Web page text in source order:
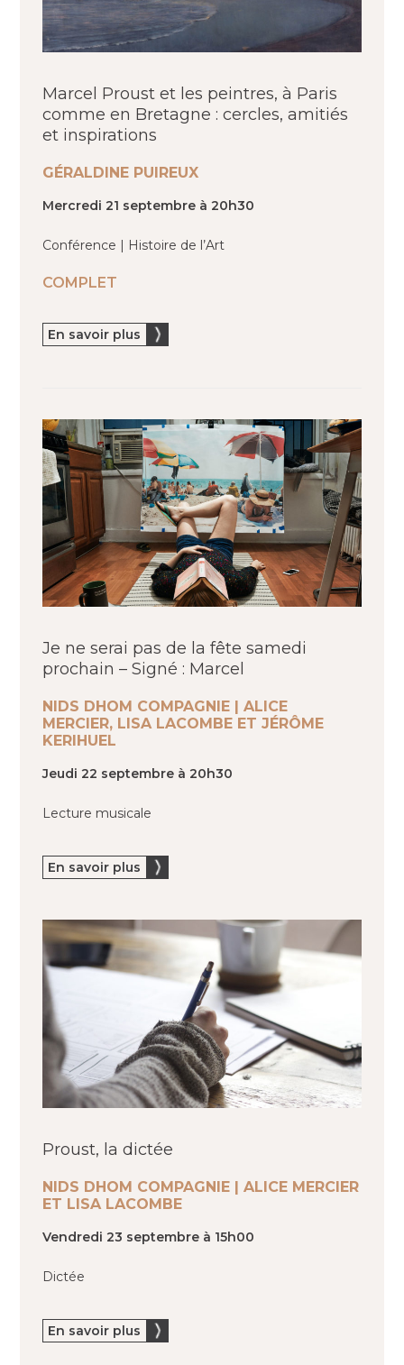
Marcel Proust et les peintres, à Paris
comme en Bretagne : cercles, amitiés
et inspirations
GÉRALDINE PUIREUX
Mercredi 21 septembre à 20h30
Conférence | Histoire de l’Art
COMPLET
En savoir plus
Je ne serai pas de la fête samedi
prochain – Signé : Marcel
NIDS DHOM COMPAGNIE | ALICE
MERCIER, LISA LACOMBE ET JÉRÔME
KERIHUEL
Jeudi 22 septembre à 20h30
Lecture musicale
En savoir plus
Proust, la dictée
NIDS DHOM COMPAGNIE | ALICE MERCIER
ET LISA LACOMBE
Vendredi 23 septembre à 15h00
Dictée
En savoir plus